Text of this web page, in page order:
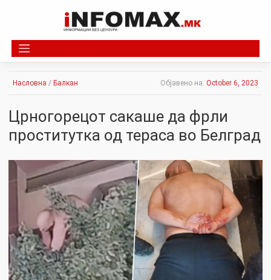
Насловна / Балкан Објавено на: October 6, 2023
Црногорецот сакаше да фрли
проститутка од тераса во Белград